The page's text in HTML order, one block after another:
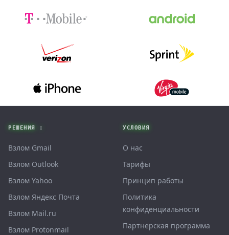
РЕШЕНИЯ :
Взлом Gmail
Взлом Outlook
Взлом Yahoo
Взлом Яндекс Почта
Взлом Mail.ru
Взлом Protonmail
УСЛОВИЯ
О нас
Тарифы
Принцип работы
Политика
конфиденциальности
Партнерская программа